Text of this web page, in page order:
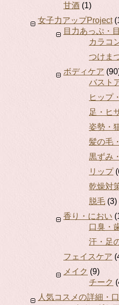
甘酒 (1)
女子力アップProject
目力あっぷ・
カラコ
つけま
ボディケア
バスト
ヒップ
足・ヒ
姿勢・
髪の毛
黒ずみ
リップ
乾燥対
脱毛 (3)
香り・におい
口臭・
汗・足
フェイスケア
メイク (9)
チーク
人気コスメの詳細・